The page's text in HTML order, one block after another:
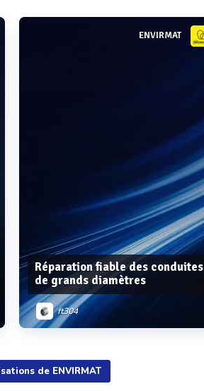
ENVIRMAT
Réparation fiable des conduites
de grands diamètres
ft304
Voir plus
de ENVIRMAT